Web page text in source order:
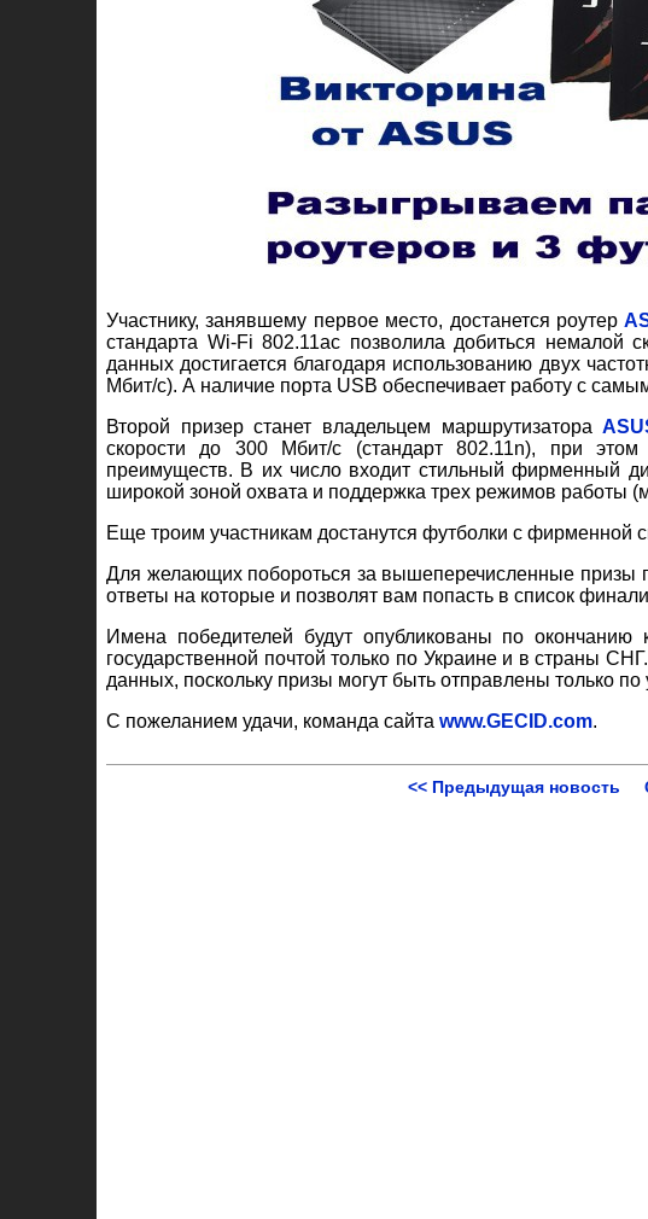
Участнику, занявшему первое место, достанется роутер
стандарта Wi-Fi 802.11ac позволила добиться немалой
данных достигается благодаря использованию двух
Мбит/с). А наличие порта USB обеспечивает работу с
Второй призер станет владельцем маршрутизатора
скорости до 300 Мбит/с (стандарт 802.11n), при
преимуществ. В их число входит стильный фирменный
широкой зоной охвата и поддержка трех режимов работы
Еще троим участникам достанутся футболки с фирменной
Для желающих побороться за вышеперечисленные призы
ответы на которые и позволят вам попасть в список
Имена победителей будут опубликованы по
государственной почтой только по Украине и в страны
данных, поскольку призы могут быть отправлены только
С пожеланием удачи, команда сайта www.GECID.com.
<< Предыдущая новость